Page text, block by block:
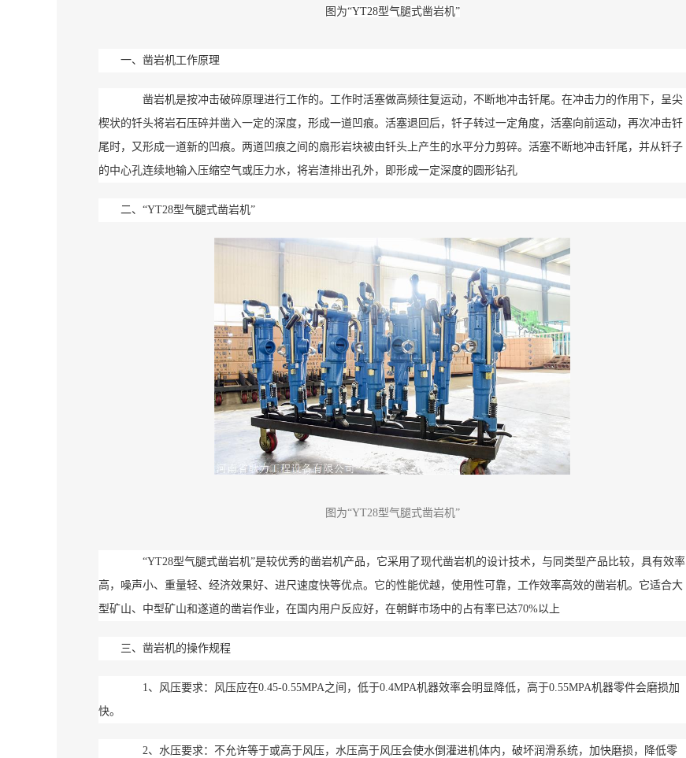
图为“YT28型气腿式凿岩机”
一、凿岩机工作原理
凿岩机是按冲击破碎原理进行工作的。工作时活塞做高频往复运动，不断地冲击钎尾。在冲击力的作用下，呈尖
楔状的钎头将岩石压碎并凿入一定的深度，形成一道凹痕。活塞退回后，钎子转过一定角度，活塞向前运动，再次冲击钎
尾时，又形成一道新的凹痕。两道凹痕之间的扇形岩块被由钎头上产生的水平分力剪碎。活塞不断地冲击钎尾，并从钎子
的中心孔连续地输入压缩空气或压力水，将岩渣排出孔外，即形成一定深度的圆形钻孔
二、 “YT28型气腿式凿岩机”
图为“YT28型气腿式凿岩机”
“YT28型气腿式凿岩机”是较优秀的凿岩机产品，它采用了现代凿岩机的设计技术，与同类型产品比较，具有效率
高，噪声小、重量轻、经济效果好、进尺速度快等优点。它的性能优越，使用性可靠，工作效率高效的凿岩机。它适合大
型矿山、中型矿山和遂道的凿岩作业，在国内用户反应好，在朝鲜市场中的占有率已达70%以上
三、凿岩机的操作规程
1、风压要求：风压应在0.45-0.55MPA之间，低于0.4MPA机器效率会明显降低，高于0.55MPA机器零件会磨损加
快。
2、水压要求：不允许等于或高于风压，水压高于风压会使水倒灌进机体内，破坏润滑系统，加快磨损，降低零
岩屋冲隧道